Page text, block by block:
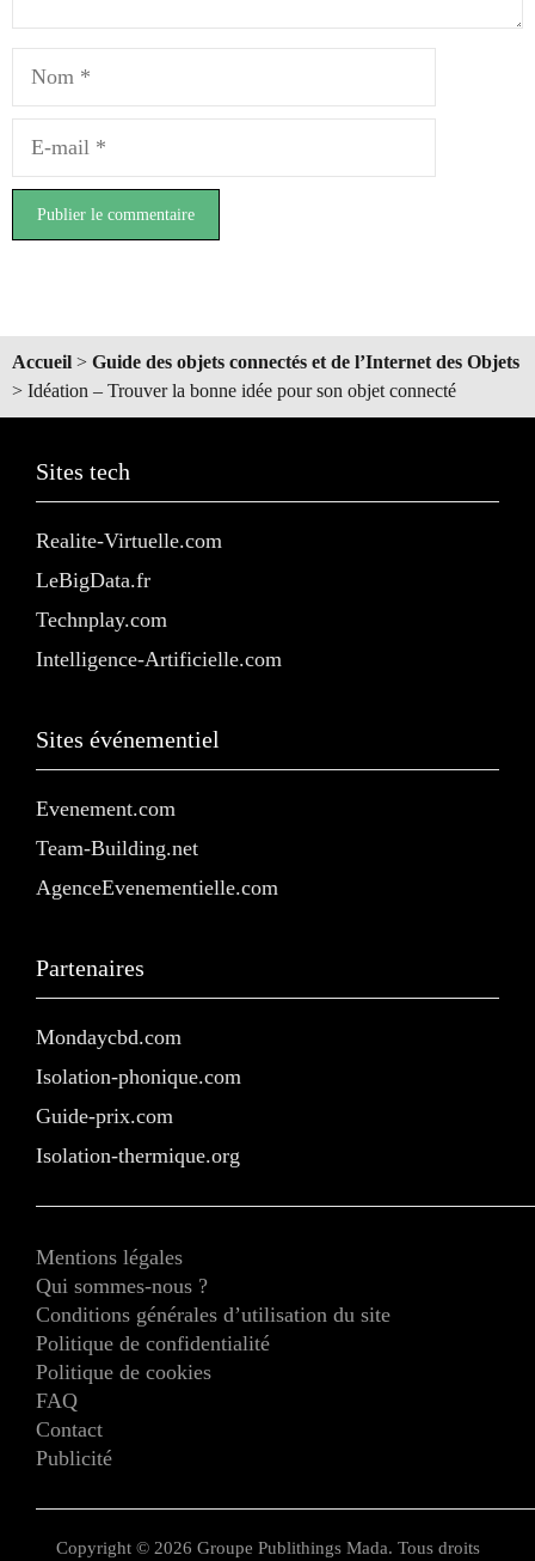
mail
Accueil > Guide des objets connectés et de l’Internet des Objets
> Idéation – Trouver la bonne idée pour son objet connecté
Sites tech
Realite-Virtuelle.com
LeBigData.fr
Technplay.com
Intelligence-Artificielle.com
Sites événementiel
Evenement.com
Team-Building.net
AgenceEvenementielle.com
Partenaires
Mondaycbd.com
Isolation-phonique.com
Guide-prix.com
Isolation-thermique.org
Mentions légales
Qui sommes-nous ?
Conditions générales d’utilisation du site
Politique de confidentialité
Politique de cookies
FAQ
Contact
Publicité
Copyright © 2026 Groupe Publithings Mada. Tous droits